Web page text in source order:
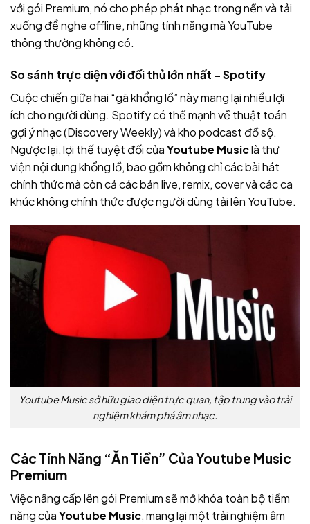
với gói Premium, nó cho phép phát nhạc trong nền và tải
xuống để nghe offline, những tính năng mà YouTube
thông thường không có.
So sánh trực diện với đối thủ lớn nhất – Spotify
Cuộc chiến giữa hai “gã khổng lồ” này mang lại nhiều lợi
ích cho người dùng. Spotify có thế mạnh về thuật toán
gợi ý nhạc (Discovery Weekly) và kho podcast đồ sộ.
Ngược lại, lợi thế tuyệt đối củaYoutube Musiclà thư
viện nội dung khổng lồ, bao gồm không chỉ các bài hát
chính thức mà còn cả các bản live, remix, cover và các ca
khúc không chính thức được người dùng tải lên YouTube.
Youtube Music sở hữu giao diện trực quan, tập trung vào trải
nghiệm khám phá âm nhạc.
Các Tính Năng “Ăn Tiền” Của Youtube Music
Premium
Việc nâng cấp lên gói Premium sẽ mở khóa toàn bộ tiềm
năng củaYoutube Music, mang lại một trải nghiệm âm